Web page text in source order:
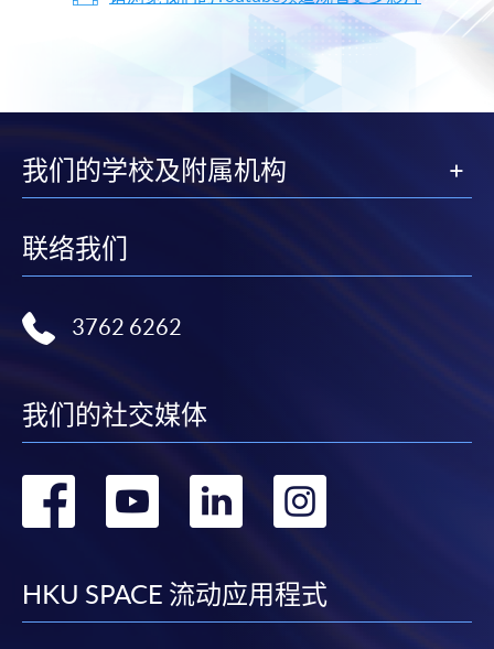
我们的学校及附属机构
联络我们
3762 6262
我们的社交媒体
转
facebook
转
youtube
转
linkedin
转
HKU SPACE 流动应用程式